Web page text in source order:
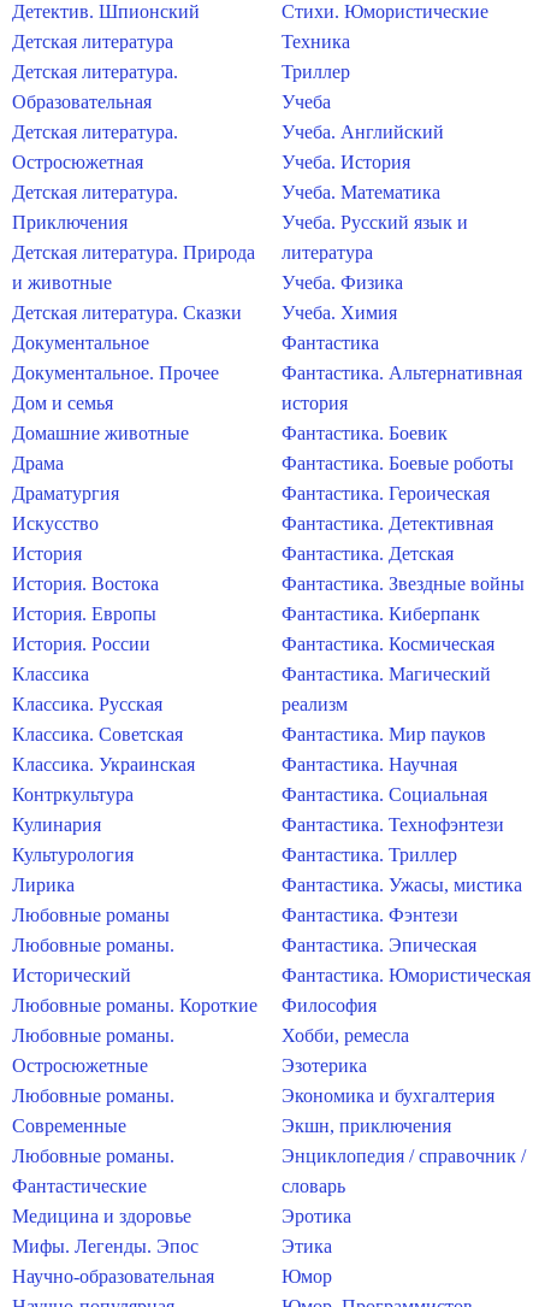
Детектив. Шпионский
Детская литература
Детская литература.
Образовательная
Детская литература.
Остросюжетная
Детская литература.
Приключения
Детская литература. Природа
и животные
Детская литература. Сказки
Документальное
Документальное. Прочее
Дом и семья
Домашние животные
Драма
Драматургия
Искусство
История
История. Востока
История. Европы
История. России
Классика
Классика. Русская
Классика. Советская
Классика. Украинская
Контркультура
Кулинария
Культурология
Лирика
Любовные романы
Любовные романы.
Исторический
Любовные романы. Короткие
Любовные романы.
Остросюжетные
Любовные романы.
Современные
Любовные романы.
Фантастические
Медицина и здоровье
Мифы. Легенды. Эпос
Научно-образовательная
Стихи. Юмористические
Техника
Триллер
Учеба
Учеба. Английский
Учеба. История
Учеба. Математика
Учеба. Русский язык и
литература
Учеба. Физика
Учеба. Химия
Фантастика
Фантастика. Альтернативная
история
Фантастика. Боевик
Фантастика. Боевые роботы
Фантастика. Героическая
Фантастика. Детективная
Фантастика. Детская
Фантастика. Звездные войны
Фантастика. Киберпанк
Фантастика. Космическая
Фантастика. Магический
реализм
Фантастика. Мир пауков
Фантастика. Научная
Фантастика. Социальная
Фантастика. Технофэнтези
Фантастика. Триллер
Фантастика. Ужасы, мистика
Фантастика. Фэнтези
Фантастика. Эпическая
Фантастика. Юмористическая
Философия
Хобби, ремесла
Эзотерика
Экономика и бухгалтерия
Экшн, приключения
Энциклопедия / справочник /
словарь
Эротика
Этика
Юмор